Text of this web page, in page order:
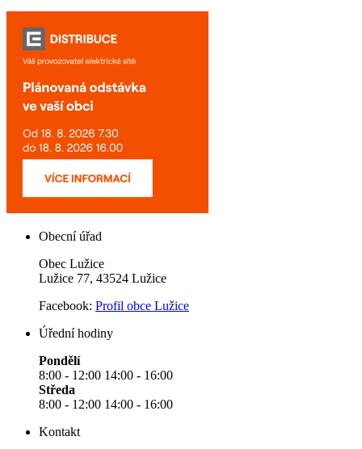
Obecní úřad
Obec Lužice
Lužice 77, 43524 Lužice
Facebook: Profil obce Lužice
Úřední hodiny
Pondělí
8:00 - 12:00 14:00 - 16:00
Středa
8:00 - 12:00 14:00 - 16:00
Kontakt